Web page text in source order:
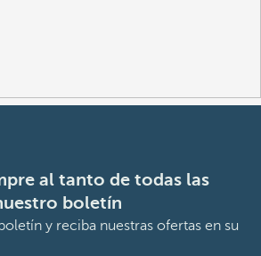
al tanto de todas las
boletín
y reciba nuestras ofertas en su